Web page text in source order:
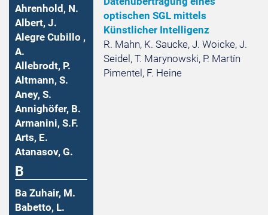
Ahrenhold, N.
Albert, J.
Alegre Cubillo ,
A.
Allebrodt, P.
Altmann, S.
Aney, S.
Annighöfer, B.
Armanini, S.F.
Arts, E.
Atanasov, G.
B
Ba Zuhair, M.
Babetto, L.
optischen SGL mittels
Künstlicher Intelligenz
R. Mahn, K. Saucke, J. Woicke, J.
Seidel, T. Marynowski, P. Martín
Pimentel, F. Heine